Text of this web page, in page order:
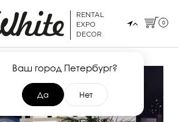
RENTAL
EXPO
DECOR
Ваш город Петербург?
Да Нет
0